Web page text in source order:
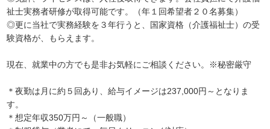
祉士実務者研修が取得可能です。（年１回希望者２０名募集）
◎更に当社で実務経験を３年行うと、国家資格（介護福祉士）の受
験資格が、もらえます。
現在、就業中の方でも是非お気軽にご相談ください。※秘密厳守
＊夜勤は月に約５回あり、給与イメージは237,000円～となりま
す。
＊想定年収350万円～（一般職）